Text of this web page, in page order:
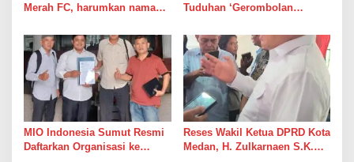
Merah FC, harumkan nama
Cup 2026
Tuduhan ‘Gerombolan
II di Pimpin Sufmi Dasco
Ahmad
MIO Indonesia Sumut Resmi
Daftarkan Organisasi ke
Reses Wakil Ketua DPRD Kota
Medan, H. Zulkarnaen S.K.M